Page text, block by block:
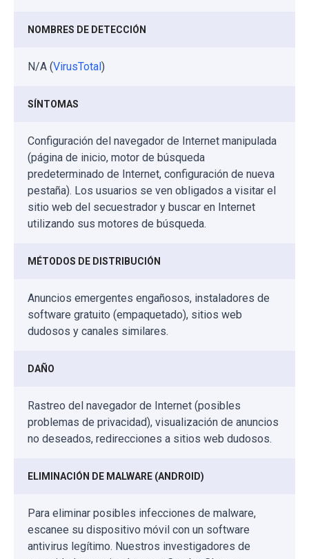
NOMBRES DE DETECCIÓN
N/A (VirusTotal )
SÍNTOMAS
Configuración del navegador de Internet manipulada
(página de inicio, motor de búsqueda
predeterminado de Internet, configuración de nueva
pestaña). Los usuarios se ven obligados a visitar el
sitio web del secuestrador y buscar en Internet
utilizando sus motores de búsqueda.
MÉTODOS DE DISTRIBUCIÓN
Anuncios emergentes engañosos, instaladores de
software gratuito (empaquetado), sitios web
dudosos y canales similares.
DAÑO
Rastreo del navegador de Internet (posibles
problemas de privacidad), visualización de anuncios
no deseados, redirecciones a sitios web dudosos.
ELIMINACIÓN DE MALWARE (ANDROID)
Para eliminar posibles infecciones de malware,
escanee su dispositivo móvil con un software
antivirus legítimo. Nuestros investigadores de